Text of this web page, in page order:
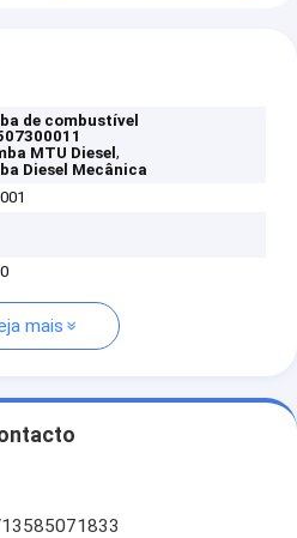
de combustível
MTU Diesel,
Diesel Mecânica
mais